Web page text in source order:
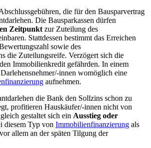
die für den Bausparvertrag
Die Bausparkassen dürfen
Zeitpunkt zur Zuteilung des
Stattdessen bestimmt das Erreichen
sowie des
die Zuteilungsreife. Verzögert sich die
Immobilienkredit gefährden. In einem
innen womöglich eine
aufnehmen.
die Bank den Sollzins schon zu
profitieren Hauskäufer/-innen nicht von
gestaltet sich ein Ausstieg oder
diesem Typ von Immobilienfinanzierung als
allem an der späten Tilgung der